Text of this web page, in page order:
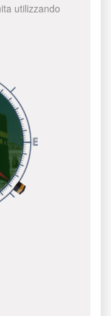
utilizzando